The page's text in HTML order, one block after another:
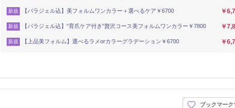
新規 【パラジェル込】美フォルムワンカラー＋選べるケア￥6700 ￥
新規 【パラジェル込】“育爪ケア付き”贅沢コース美フォルムワンカラー￥7800 ￥
新規 【上品美フォルム】選べるラメorカラーグラデーション￥6700 ￥
ブックマーク